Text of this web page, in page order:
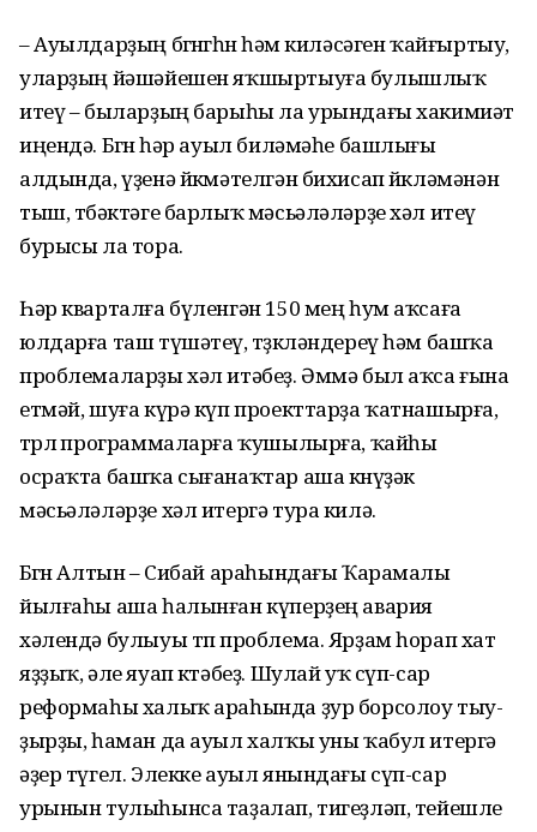
– Ауылдарҙың бөгөнгөһөн һәм киләсәген ҡайғыртыу,
уларҙың йә­шәйешен яҡшыртыуға булыш­лыҡ
итеү – быларҙың барыһы ла урын­дағы хакимиәт
иңендә. Бөгөн һәр ауыл биләмәһе башлығы
алдында, үҙенә йөкмәтелгән бихисап йөк­ләмәнән
тыш, төбәктәге барлыҡ мәсьәләләрҙе хәл итеү
бурысы ла тора.
Һәр кварталға бүленгән 150 мең һум аҡсаға
юлдарға таш тү­шә­теү, төҙөкләндереү һәм башҡа
пробле­маларҙы хәл итәбеҙ. Әммә был аҡса ғына
етмәй, шуға күрә күп проекттарҙа ҡатнашырға,
төр­лө программаларға ҡушылырға, ҡайһы
осраҡта башҡа сығанаҡтар аша көнүҙәк
мәсьәләләрҙе хәл итергә тура килә.
Бөгөн Алтын – Сибай араһын­дағы Ҡарамалы
йылғаһы аша һа­лынған күперҙең авария
хәлендә булыуы төп проблема. Ярҙам һорап хат
яҙҙыҡ, әле яуап көтәбеҙ. Шулай уҡ сүп-сар
реформаһы ха­лыҡ араһында ҙур борсолоу тыу­
ҙырҙы, һаман да ауыл халҡы уны ҡабул итергә
әҙер түгел. Элекке ауыл янындағы сүп-сар
урынын тулыһынса таҙалап, тигеҙләп, тейешле